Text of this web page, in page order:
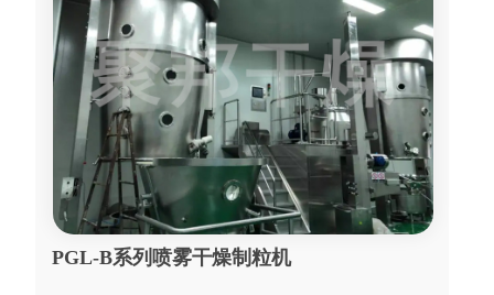
PGL-B系列喷雾干燥制粒机